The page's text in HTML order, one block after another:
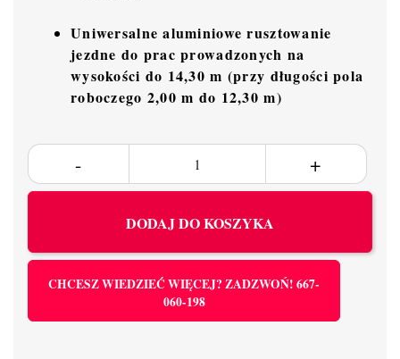
Uniwersalne aluminiowe rusztowanie
jezdne do prac prowadzonych na
wysokości do 14,30 m (przy długości pola
roboczego 2,00 m do 12,30 m)
DODAJ DO KOSZYKA
CHCESZ WIEDZIEĆ WIĘCEJ? ZADZWOŃ! 667-
060-198